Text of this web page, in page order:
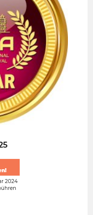
2024